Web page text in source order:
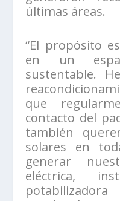
últimas áreas.
“El propósito
en un
sustentable.
que
contacto del
también
solares en
generar
eléctrica,